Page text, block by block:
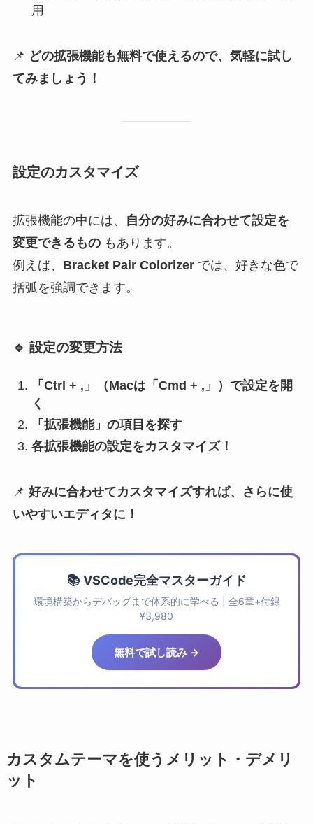
用
📌 どの拡張機能も無料で使えるので、気軽に試し
てみましょう！
設定のカスタマイズ
拡張機能の中には、
自分の好みに合わせて設定を
変更できるものもあります。
例えば、 Bracket Pair Colorizerでは、好きな色で
括弧を強調できます。
🔹 設定の変更方法
「Ctrl + ,」（Macは「Cmd + ,」）で設定を開
く
「拡張機能」の項目を探す
各拡張機能の設定をカスタマイズ！
📌 好みに合わせてカスタマイズすれば、さらに使
いやすいエディタに！
📚 VSCode完全マスターガイド
環境構築からデバッグまで体系的に学べる | 全6章+付録
¥3,980
無料で試し読み →
カスタムテーマを使うメリット・デメリ
ット